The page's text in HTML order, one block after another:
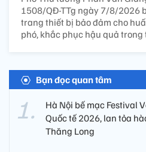
1508/QĐ-TTg ngày 7/8/2026
trang thiết bị bảo đảm cho
phó, khắc phục hậu quả
Bạn đọc quan tâm
Hà Nội bế mạc Festival
Quốc tế 2026, lan tỏa
Thăng Long